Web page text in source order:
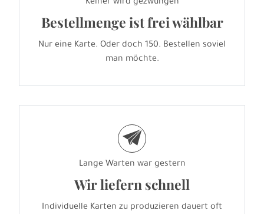
Keiner wird gezwungen
Bestellmenge ist frei wählbar
Nur eine Karte. Oder doch 150. Bestellen soviel
man möchte.
e
Lange Warten war gestern
Wir liefern schnell
Individuelle Karten zu produzieren dauert oft